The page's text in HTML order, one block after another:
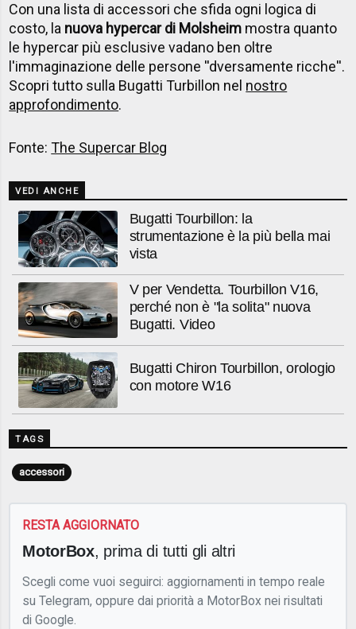
Con una lista di accessori che sfida ogni logica di
costo, la nuova hypercar di Molsheim mostra quanto
le hypercar più esclusive vadano ben oltre
l'immaginazione delle persone ''dversamente ricche''.
Scopri tutto sulla Bugatti Turbillon nel nostro
approfondimento.
Fonte:The Supercar Blog
VEDI ANCHE
Bugatti Tourbillon: la
strumentazione è la più bella mai
vista
V per Vendetta. Tourbillon V16,
perché non è "la solita" nuova
Bugatti. Video
Bugatti Chiron Tourbillon, orologio
con motore W16
TAGS
accessori
RESTA AGGIORNATO
MotorBox, prima di tutti gli altri
Scegli come vuoi seguirci: aggiornamenti in tempo reale
su Telegram, oppure dai priorità a MotorBox nei risultati
di Google.